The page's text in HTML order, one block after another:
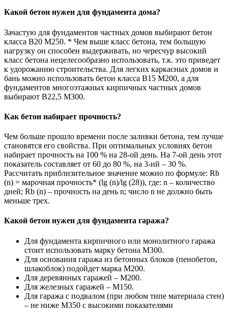
Какой бетон нужен для фундамента дома?
Зачастую для фундаментов частных домов выбирают бетон
класса В20 М250. * Чем выше класс бетона, тем большую
нагрузку он способен выдерживать, но чересчур высокий
класс бетона нецелесообразно использовать, т.к. это приведет
к удорожанию строительства. Для легких каркасных домов и
бань можно использовать бетон класса В15 М200, а для
фундаментов многоэтажных кирпичных частных домов
выбирают В22,5 М300.
Как бетон набирает прочность?
Чем больше прошло времени после заливки бетона, тем лучше
становятся его свойства. При оптимальных условиях бетон
набирает прочность на 100 % на 28-ой день. На 7-ой день этот
показатель составляет от 60 до 80 %, на 3-ий – 30 %.
Рассчитать приблизительное значение можно по формуле: Rb
(n) = марочная прочность* (lg (n)/lg (28)), где: n – количество
дней; Rb (n) – прочность на день n; число n не должно быть
меньше трех.
Какой бетон нужен для фундамента гаража?
Для фундамента кирпичного или монолитного гаража
стоит использовать марку бетона М300.
Для основания гаража из бетонных блоков (пенобетон,
шлакоблок) подойдет марка М200.
Для деревянных гаражей – М200.
Для железных гаражей – М150.
Для гаража с подвалом (при любом типе материала стен)
– не ниже М350 с высокими показателями